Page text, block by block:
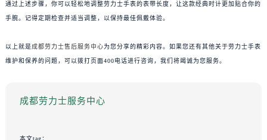
通过上述步骤，你可以轻松地调整劳力士手表的表带长度，让这款经典时计更加贴合你的
手腕。记得定期检查并适当调整，以保持最佳佩戴体验。
以上就是成都劳力士售后服务中心为您分享的精彩内容。如果您还有其他关于劳力士手表
维护和保养的问题，可以拨打页面400电话进行咨询，我们将竭诚为您服务。
成都劳力士服务中心
本文tag：